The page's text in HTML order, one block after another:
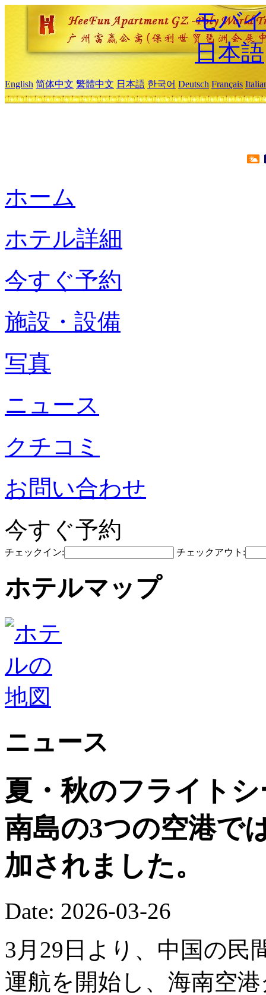
モバ
日本語
English 简体中文 繁體中文 日本語 한국어 Deutsch Français
ホーム
ホテル詳細
今すぐ予約
施設・設備
写真
ニュース
クチコミ
お問い合わせ
今すぐ予約
チェックイン: チェックアウト:
ホテルマップ
ニュース
夏・秋のフライト
南島の3つの空港で
加されました。
Date: 2026-03-26
3月29日より、中国の民
運航を開始し、海南空